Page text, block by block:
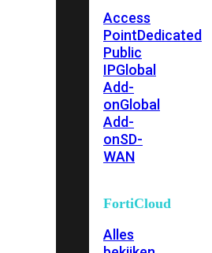
Access
PointDedicated
Public
IPGlobal
Add-
onGlobal
Add-
onSD-
WAN
FortiCloud
Alles